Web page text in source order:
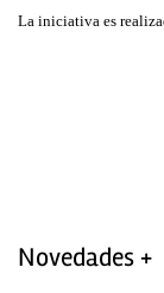
La iniciativa es
Novedades +